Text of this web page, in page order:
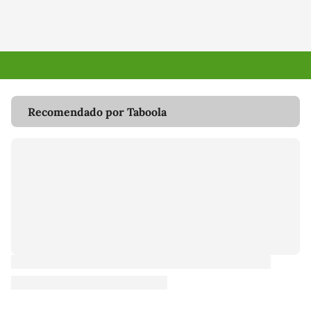
Recomendado por Taboola